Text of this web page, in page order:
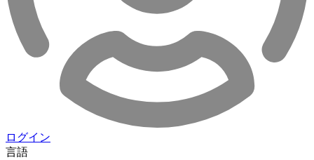
ログイン
言語